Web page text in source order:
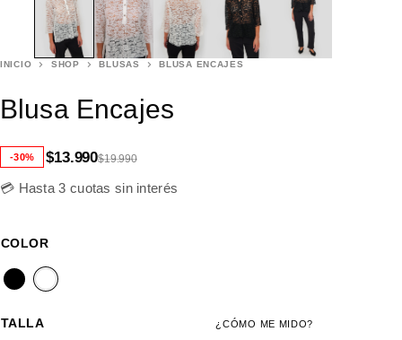
INICIO SHOP BLUSAS BLUSA ENCAJES
Blusa Encajes
-30% $19.990
$13.990
💳 Hasta 3 cuotas sin interés
COLOR
¿CÓMO ME MIDO?
TALLA